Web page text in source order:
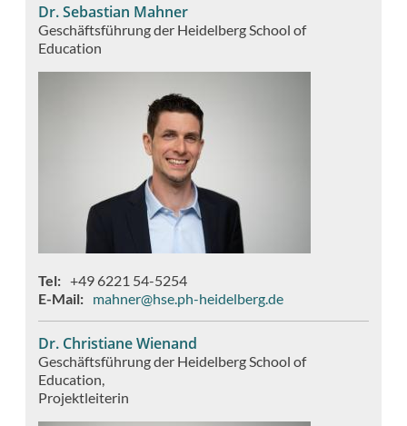
Dr. Sebastian Mahner
Geschäftsführung der Heidelberg School of
Education
Tel
+49 6221 54-5254
E-Mail
mahner@hse.ph-heidelberg.de
Dr. Christiane Wienand
Geschäftsführung der Heidelberg School of
Education
Projektleiterin